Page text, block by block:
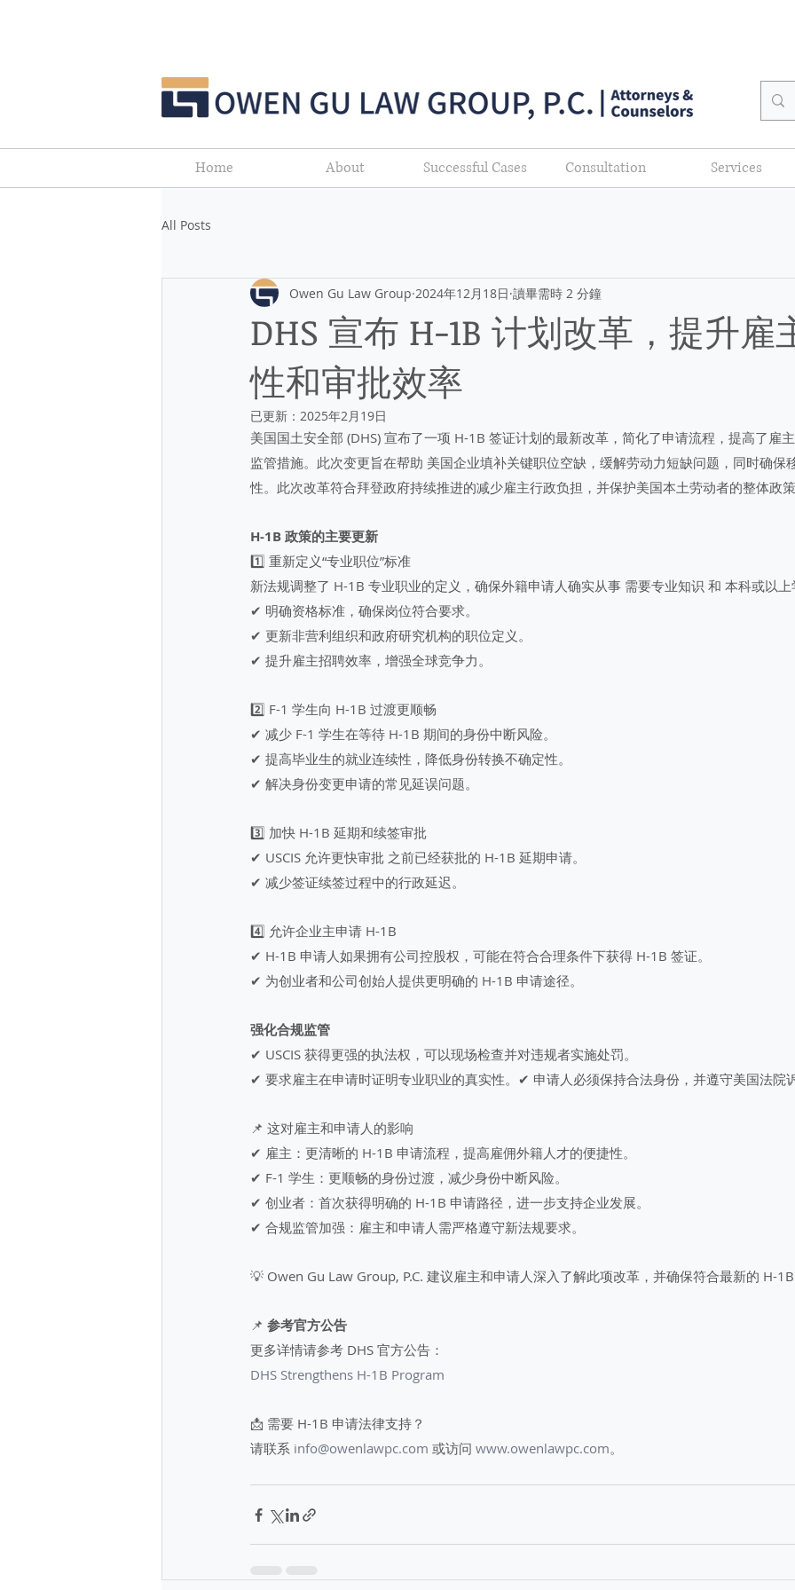
Home About Successful Cases Consultation Services
All Posts
DHS 宣布 H-1B 计划改革，提升雇
性和审批效率
Owen Gu Law Group 2024年12月18日 讀畢需時 2 分鐘
已更新： 2025年2月19日
美国国土安全部 (DHS) 宣布了一项 H-1B 签证计划的最新改革，简化了申请流程，提高了雇
监管措施。此次变更旨在帮助 美国企业填补关键职位空缺，缓解劳动力短缺问题，同时确保
性。此次改革符合拜登政府持续推进的减少雇主行政负担，并保护美国本土劳动者的整体政策
H-1B 政策的主要更新
1️⃣ 重新定义“专业职位”标准
新法规调整了 H-1B 专业职业的定义，确保外籍申请人确实从事 需要专业知识 和 本科或以上
✔ 明确资格标准，确保岗位符合要求。
✔ 更新非营利组织和政府研究机构的职位定义。
✔ 提升雇主招聘效率，增强全球竞争力。
2️⃣ F-1 学生向 H-1B 过渡更顺畅
✔ 减少 F-1 学生在等待 H-1B 期间的身份中断风险。
✔ 提高毕业生的就业连续性，降低身份转换不确定性。
✔ 解决身份变更申请的常见延误问题。
3️⃣ 加快 H-1B 延期和续签审批
✔ USCIS 允许更快审批 之前已经获批的 H-1B 延期申请。
✔ 减少签证续签过程中的行政延迟。
4️⃣ 允许企业主申请 H-1B
✔ H-1B 申请人如果拥有公司控股权，可能在符合合理条件下获得 H-1B 签证。
✔ 为创业者和公司创始人提供更明确的 H-1B 申请途径。
强化合规监管
✔ USCIS 获得更强的执法权，可以现场检查并对违规者实施处罚。
✔ 要求雇主在申请时证明专业职业的真实性。✔ 申请人必须保持合法身份，并遵守美国法院诉
📌 这对雇主和申请人的影响
✔ 雇主：更清晰的 H-1B 申请流程，提高雇佣外籍人才的便捷性。
✔ F-1 学生：更顺畅的身份过渡，减少身份中断风险。
✔ 创业者：首次获得明确的 H-1B 申请路径，进一步支持企业发展。
✔ 合规监管加强：雇主和申请人需严格遵守新法规要求。
💡 Owen Gu Law Group, P.C. 建议雇主和申请人深入了解此项改革，并确保符合最新的 H-1B
📌 参考官方公告
更多详情请参考 DHS 官方公告：
DHS Strengthens H-1B Program
📩 需要 H-1B 申请法律支持？
请联系 info@owenlawpc.com 或访问 www.owenlawpc.com。